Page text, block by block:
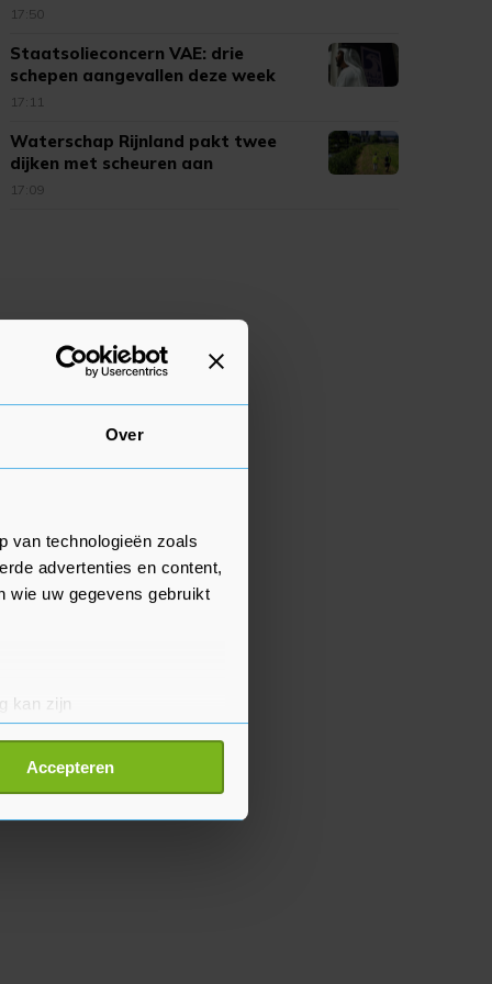
Over
van technologieën zoals
advertenties en content,
wie uw gegevens gebruikt
kan zijn
detailgedeelte
Accepteren
17:50
Staatsolieconcern VAE: drie
schepen aangevallen deze week
17:11
Waterschap Rijnland pakt twee
dijken met scheuren aan
17:09